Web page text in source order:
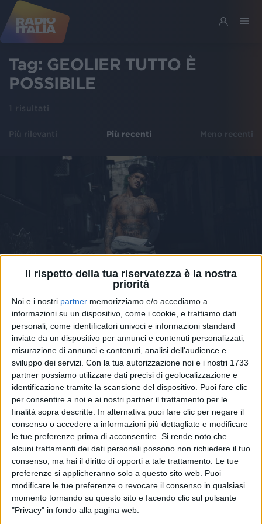
Il rispetto della tua riservatezza è la nostra
priorità
Noi e i nostri partner memorizziamo e/o accediamo a
informazioni su un dispositivo, come i cookie, e trattiamo dati
personali, come identificatori univoci e informazioni standard
inviate da un dispositivo per annunci e contenuti personalizzati,
misurazione di annunci e contenuti, analisi dell'audience e
sviluppo dei servizi. Con la tua autorizzazione noi e i nostri 1733
partner possiamo utilizzare dati precisi di geolocalizzazione e
identificazione tramite la scansione del dispositivo. Puoi fare clic
per consentire a noi e ai nostri partner il trattamento per le
finalità sopra descritte. In alternativa puoi fare clic per negare il
consenso o accedere a informazioni più dettagliate e modificare
le tue preferenze prima di acconsentire. Si rende noto che
alcuni trattamenti dei dati personali possono non richiedere il tuo
consenso, ma hai il diritto di opporti a tale trattamento. Le tue
preferenze si applicheranno solo a questo sito web. Puoi
modificare le tue preferenze o revocare il consenso in qualsiasi
momento tornando su questo sito e facendo clic sul pulsante
"Privacy" in fondo alla pagina web.
Tag: GEOLIER TUTTO È
POSSIBILE
1 risultati
Più rilevanti Più recenti Meno recenti
TRACKLIST E COLLABORAZIONI 15 dic 2025
Geolier duetta con Pino Daniele nell’inedito
“Tutto è possibile” che apre l’album
Il papà di Geolier svela una per una le 16 canzoni del
nuovo disco del figlio. I duetti con 50 Cent, Sfera
Ebbasta e Anna
Andrea Daz